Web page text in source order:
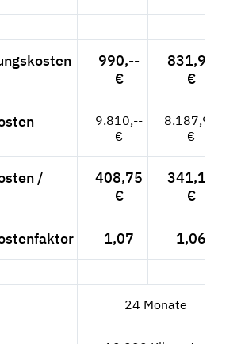
990,--
€
831,93
€
9.810,--
€
8.187,93
€
/
408,75
€
341,16
€
1,07 1,06
24 Monate